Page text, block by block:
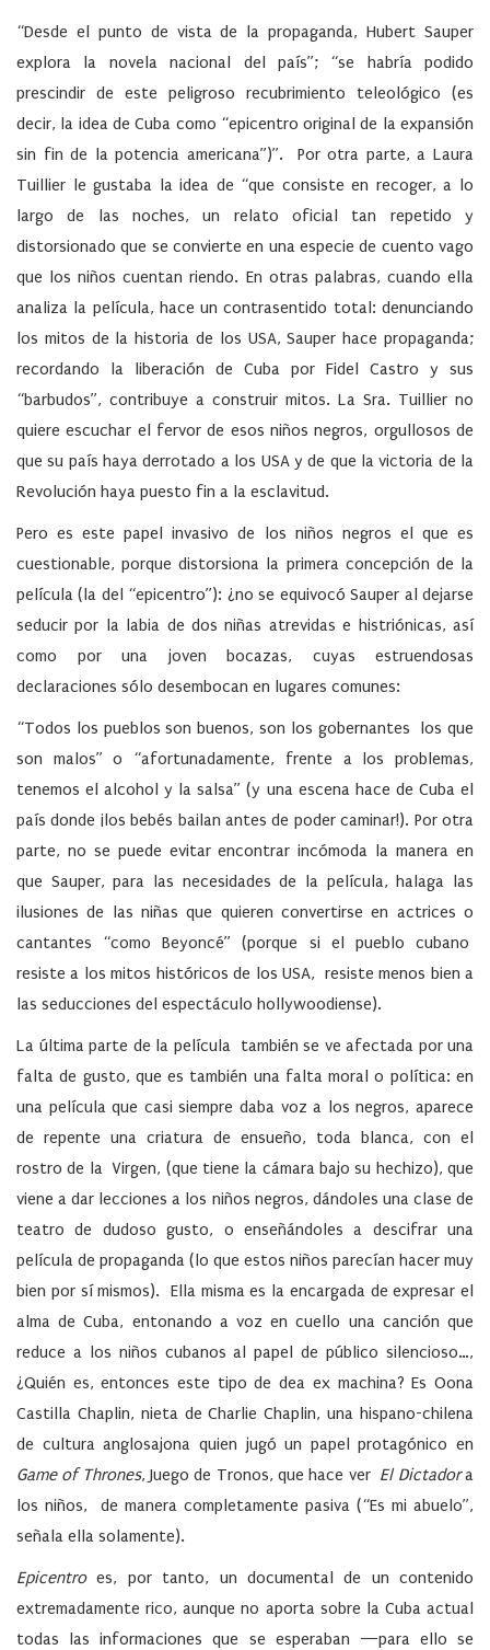
“Desde el punto de vista de la propaganda, Hubert Sauper
explora la novela nacional del país”; “se habría podido
prescindir de este peligroso recubrimiento teleológico (es
decir, la idea de Cuba como “epicentro original de la expansión
sin fin de la potencia americana”)”. Por otra parte, a Laura
Tuillier le gustaba la idea de “que consiste en recoger, a lo
largo de las noches, un relato oficial tan repetido y
distorsionado que se convierte en una especie de cuento vago
que los niños cuentan riendo. En otras palabras, cuando ella
analiza la película, hace un contrasentido total: denunciando
los mitos de la historia de los USA, Sauper hace propaganda;
recordando la liberación de Cuba por Fidel Castro y sus
“barbudos”, contribuye a construir mitos. La Sra. Tuillier no
quiere escuchar el fervor de esos niños negros, orgullosos de
que su país haya derrotado a los USA y de que la victoria de la
Revolución haya puesto fin a la esclavitud.
Pero es este papel invasivo de los niños negros el que es
cuestionable, porque distorsiona la primera concepción de la
película (la del “epicentro”): ¿no se equivocó Sauper al dejarse
seducir por la labia de dos niñas atrevidas e histriónicas, así
como por una joven bocazas, cuyas estruendosas
declaraciones sólo desembocan en lugares comunes:
“Todos los pueblos son buenos, son los gobernantes los que
son malos” o “afortunadamente, frente a los problemas,
tenemos el alcohol y la salsa” (y una escena hace de Cuba el
país donde ¡los bebés bailan antes de poder caminar!). Por otra
parte, no se puede evitar encontrar incómoda la manera en
que Sauper, para las necesidades de la película, halaga las
ilusiones de las niñas que quieren convertirse en actrices o
cantantes “como Beyoncé” (porque si el pueblo cubano
resiste a los mitos históricos de los USA, resiste menos bien a
las seducciones del espectáculo hollywoodiense).
La última parte de la película también se ve afectada por una
falta de gusto, que es también una falta moral o política: en
una película que casi siempre daba voz a los negros, aparece
de repente una criatura de ensueño, toda blanca, con el
rostro de la Virgen, (que tiene la cámara bajo su hechizo), que
viene a dar lecciones a los niños negros, dándoles una clase de
teatro de dudoso gusto, o enseñándoles a descifrar una
película de propaganda (lo que estos niños parecían hacer muy
bien por sí mismos). Ella misma es la encargada de expresar el
alma de Cuba, entonando a voz en cuello una canción que
reduce a los niños cubanos al papel de público silencioso…,
¿Quién es, entonces este tipo de dea ex machina? Es Oona
Castilla Chaplin, nieta de Charlie Chaplin, una hispano-chilena
de cultura anglosajona quien jugó un papel protagónico en
Game of Thrones, Juego de Tronos, que hace ver El Dictadora
los niños, de manera completamente pasiva (“Es mi abuelo”,
señala ella solamente).
Epicentroes, por tanto, un documental de un contenido
extremadamente rico, aunque no aporta sobre la Cuba actual
todas las informaciones que se esperaban —para ello se